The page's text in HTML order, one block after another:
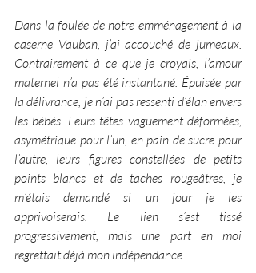
Dans la foulée de notre emménagement à la
caserne Vauban, j’ai accouché de jumeaux.
Contrairement à ce que je croyais, l’amour
maternel n’a pas été instantané. Épuisée par
la délivrance, je n’ai pas ressenti d’élan envers
les bébés. Leurs têtes vaguement déformées,
asymétrique pour l’un, en pain de sucre pour
l’autre, leurs figures constellées de petits
points blancs et de taches rougeâtres, je
m’étais demandé si un jour je les
apprivoiserais. Le lien s’est tissé
progressivement, mais une part en moi
regrettait déjà mon indépendance.